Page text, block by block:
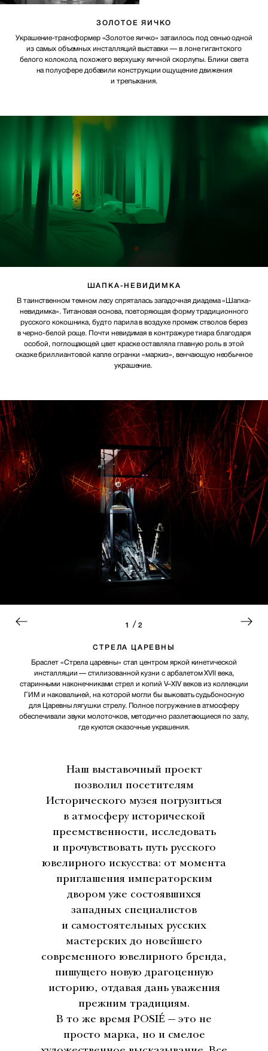
ЗОЛОТОЕ ЯИЧКО
Украшение-трансформер «Золотое яичко» затаилось под сенью одной
из самых объемных инсталляций выставки — в лоне гигантского
белого колокола, похожего верхушку яичной скорлупы. Блики света
на полусфере добавили конструкции ощущение движения
и трепыхания.
ШАПКА-НЕВИДИМКА
В таинственном темном лесу спряталась загадочная диадема «Шапка-
невидимка». Титановая основа, повторяющая форму традиционного
русского кокошника, будто парила в воздухе промеж стволов берез
в черно-белой роще. Почти невидимая в контражуре тиара благодаря
особой, поглощающей цвет краске оставляла главную роль в этой
сказке бриллиантовой капле огранки «маркиз», венчающую необычное
украшение.
1 / 2
СТРЕЛА ЦАРЕВНЫ
Браслет «Стрела царевны» стал центром яркой кинетической
инсталляции — стилизованной кузни с арбалетом XVII века,
старинными наконечниками стрел и копий V–XIV веков из коллекции
ГИМ и наковальней, на которой могли бы выковать судьбоносную
для Царевны лягушки стрелу. Полное погружение в атмосферу
обеспечивали звуки молоточков, методично разлетающиеся по залу,
где куются сказочные украшения.
Наш выставочный проект
позволил посетителям
Исторического музея погрузиться
в атмосферу исторической
преемственности, исследовать
и прочувствовать путь русского
ювелирного искусства: от момента
приглашения императорским
двором уже состоявшихся
западных специалистов
и самостоятельных русских
мастерских до новейшего
современного ювелирного бренда,
пишущего новую драгоценную
историю, отдавая дань уважения
прежним традициям.
В то же время POSIÉ — это не
просто марка, но и смелое